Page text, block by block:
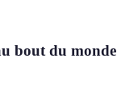
bout du monde